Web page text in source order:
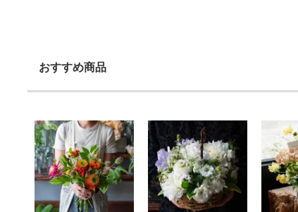
おすすめ商品